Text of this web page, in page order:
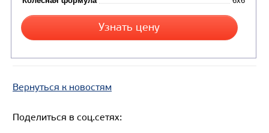
Цена по запросу
Грузоподъемность, кг
Вернуться к новостям
Поделиться в соц.сетях: